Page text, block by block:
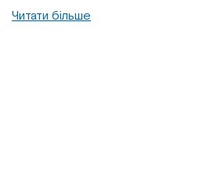
Читати більше